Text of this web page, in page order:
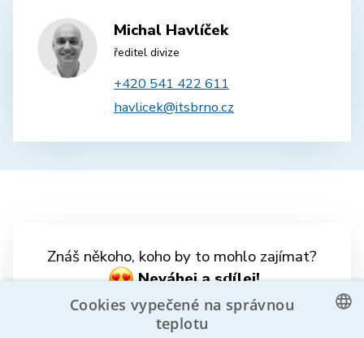
Michal Havlíček
ředitel divize
+420 541 422 611
havlicek@itsbrno.cz
Znáš někoho, koho by to mohlo zajímat?
Neváhej a sdílej!
Cookies vypečené na správnou
teplotu